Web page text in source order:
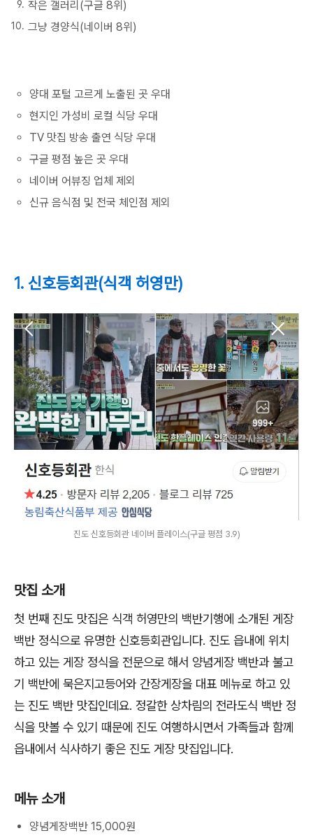
작은 갤러리(구글 8위)
그냥 경양식(네이버 8위)
양대 포털 고르게 노출된 곳 우대
현지인 가성비 로컬 식당 우대
TV 맛집 방송 출연 식당 우대
구글 평점 높은 곳 우대
네이버 어뷰징 업체 제외
신규 음식점 및 전국 체인점 제외
1. 신호등회관(식객 허영만)
진도 신호등회관 네이버 플레이스(구글 평점 3.9)
맛집 소개
첫 번째 진도 맛집은 식객 허영만의 백반기행에 소개된 게장
백반 정식으로 유명한 신호등회관입니다. 진도 읍내에 위치
하고 있는 게장 정식을 전문으로 해서 양념게장 백반과 불고
기 백반에 묵은지고등어와 간장게장을 대표 메뉴로 하고 있
는 진도 백반 맛집인데요. 정갈한 상차림의 전라도식 백반 정
식을 맛볼 수 있기 때문에 진도 여행하시면서 가족들과 함께
읍내에서 식사하기 좋은 진도 게장 맛집입니다.
메뉴 소개
양념게장백반 15,000원